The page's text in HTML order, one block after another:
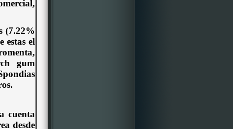
(7.22%
estas el
gum
cuenta
desde